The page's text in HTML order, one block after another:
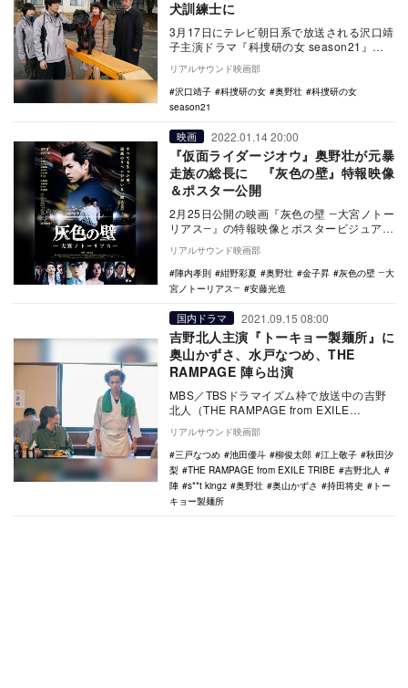
犬訓練士に
3月17日にテレビ朝日系で放送される沢口靖
子主演ドラマ『科捜研の女 season21』の
第15話に奥野壮がゲスト出演する。 …
リアルサウンド映画部
沢口靖子
科捜研の女 奥野壮
科捜研の女
season21
映画 2022.01.14 20:00
『仮面ライダージオウ』奥野壮が元暴
走族の総長に 『灰色の壁』特報映像
＆ポスター公開
2月25日公開の映画『灰色の壁 ―大宮ノトー
リアス―』の特報映像とポスタービジュアル
が公開された。 本作で主演を務めるの…
リアルサウンド映画部
陣内孝則
紺野彩夏 奥野壮 金子昇
灰色の壁 ―大
宮ノトーリアス―
安藤光造
国内ドラマ 2021.09.15 08:00
吉野北人主演『トーキョー製麺所』に
奥山かずさ、水戸なつめ、THE
RAMPAGE 陣ら出演
MBS／TBSドラマイズム枠で放送中の吉野
北人（THE RAMPAGE from EXILE
TRIBE）主演ドラマ『トーキョー…
リアルサウンド映画部
三戸なつめ
池田優斗 柳俊太郎 江上敬子
秋田汐
梨
THE RAMPAGE from EXILE TRIBE
吉野北人
陣
s**t kingz 奥野壮 奥山かずさ 持田将史
トー
キョー製麺所